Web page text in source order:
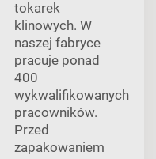
tokarek
klinowych. W
naszej fabryce
pracuje ponad
400
wykwalifikowanych
pracowników.
Przed
zapakowaniem